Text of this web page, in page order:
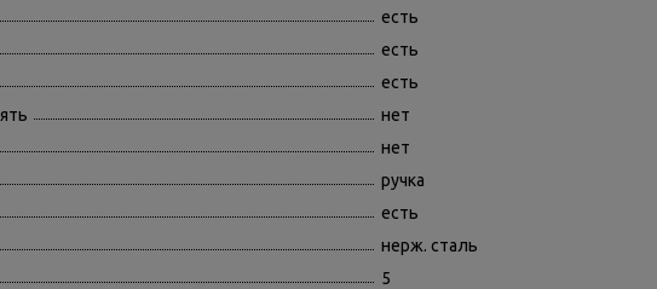
есть
есть
есть
нет
нет
ручка
есть
нерж. сталь
5